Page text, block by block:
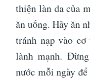
thiện làn da của
ăn uống. Hãy ăn
tránh nạp vào
lành mạnh.
nước mỗi ngày